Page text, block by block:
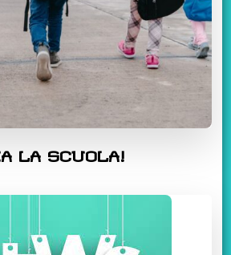
LA SCUOLA!